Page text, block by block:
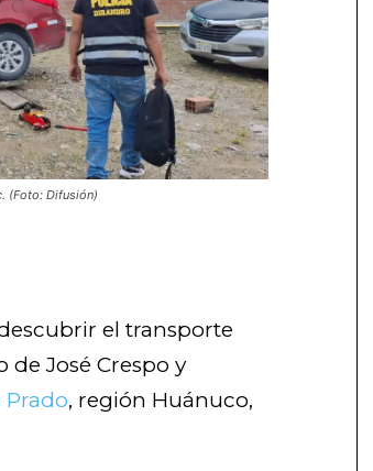
(Foto: Difusión)
el transporte
de José Crespo y
, región Huánuco,